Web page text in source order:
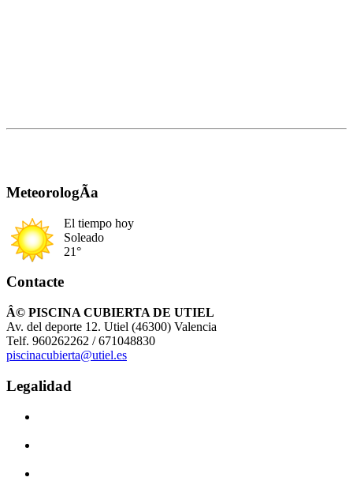
MeteorologÃ­a
El tiempo hoy
Soleado
21°
Contacte
Â© PISCINA CUBIERTA DE UTIEL
Av. del deporte 12. Utiel (46300) Valencia
Telf. 960262262 / 671048830
piscinacubierta@utiel.es
Legalidad